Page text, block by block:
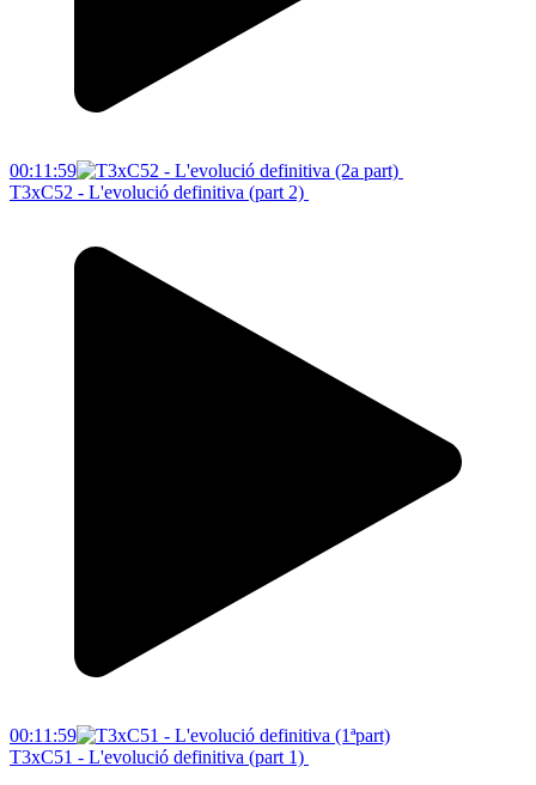
00:11:59
T3xC52 - L'evolució definitiva (part 2)
00:11:59
T3xC51 - L'evolució definitiva (part 1)